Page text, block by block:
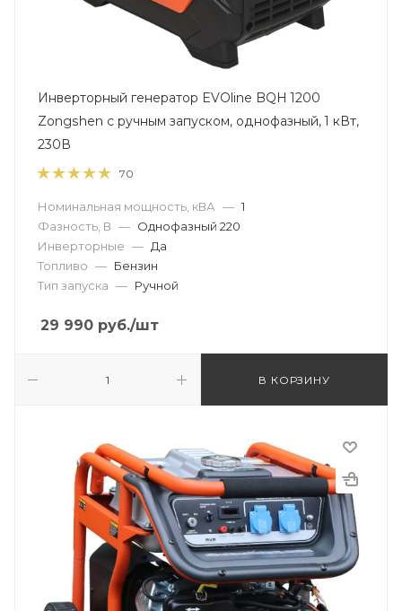
Инверторный генератор EVOline BQH 1200
Zongshen с ручным запуском, однофазный, 1 кВт,
230В
70
Номинальная мощность, кВА — 1
Фазность, В — Однофазный 220
Инверторные — Да
Топливо — Бензин
Тип запуска — Ручной
29 990 руб./шт
В КОРЗИНУ